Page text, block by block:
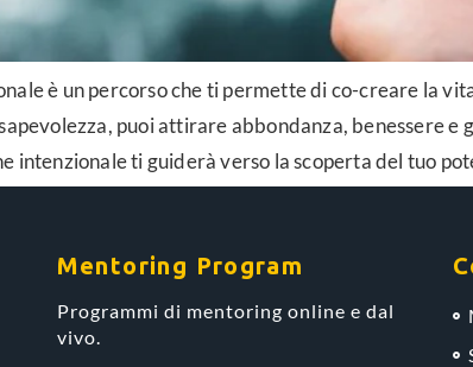
è un percorso che ti permette di co-creare la
puoi attirare abbondanza, benessere
intenzionale ti guiderà verso la scoperta del tuo
Mentoring Program
Programmi di mentoring online e dal
vivo.